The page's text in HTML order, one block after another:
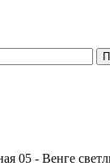
05 - Венге